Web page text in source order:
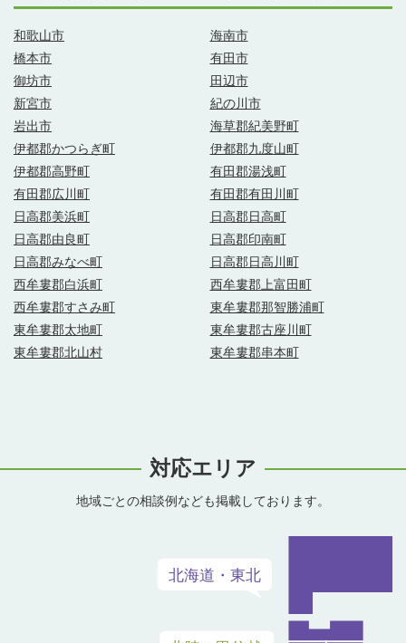
和歌山市
海南市
橋本市
有田市
御坊市
田辺市
新宮市
紀の川市
岩出市
海草郡紀美野町
伊都郡かつらぎ町
伊都郡九度山町
伊都郡高野町
有田郡湯浅町
有田郡広川町
有田郡有田川町
日高郡美浜町
日高郡日高町
日高郡由良町
日高郡印南町
日高郡みなべ町
日高郡日高川町
西牟婁郡白浜町
西牟婁郡上富田町
西牟婁郡すさみ町
東牟婁郡那智勝浦町
東牟婁郡太地町
東牟婁郡古座川町
東牟婁郡北山村
東牟婁郡串本町
対応エリア
地域ごとの相談例なども掲載しております。